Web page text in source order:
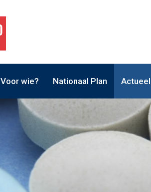
Voor wie? Nationaal Plan Actueel